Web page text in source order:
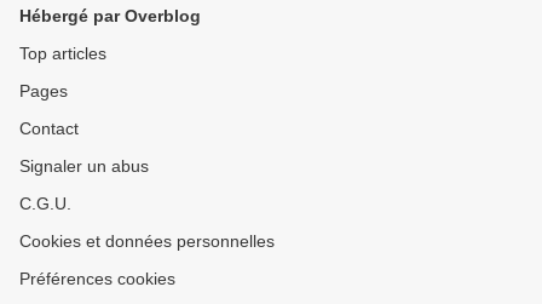
Hébergé par Overblog
Top articles
Pages
Contact
Signaler un abus
C.G.U.
Cookies et données personnelles
Préférences cookies